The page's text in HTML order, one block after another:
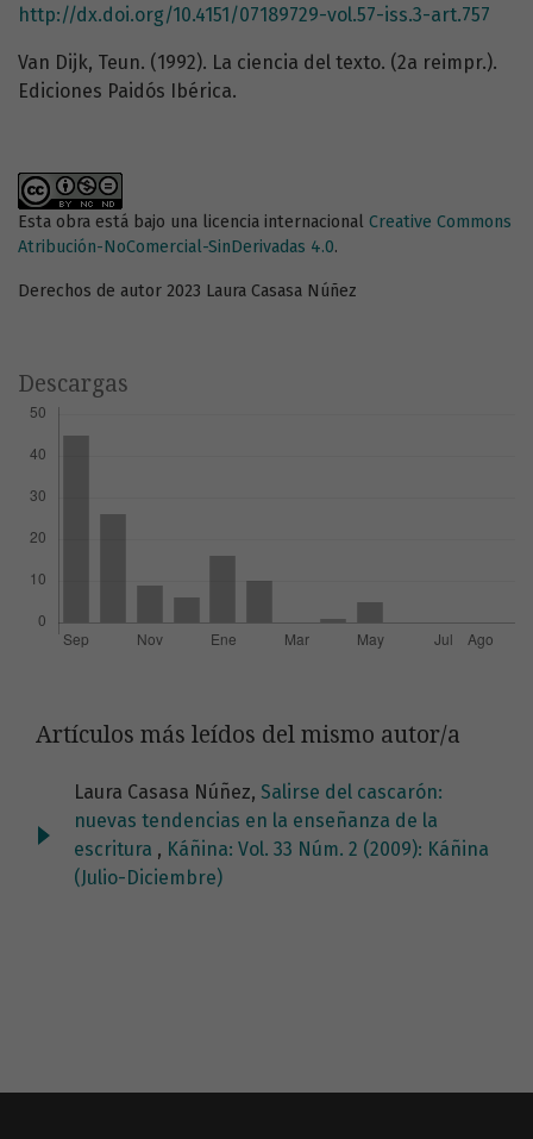
http://dx.doi.org/10.4151/07189729-vol.57-iss.3-art.757
Van Dijk, Teun. (1992). La ciencia del texto. (2a reimpr.).
Ediciones Paidós Ibérica.
Esta obra está bajo una licencia internacional Creative Commons
Atribución-NoComercial-SinDerivadas 4.0.
Derechos de autor 2023 Laura Casasa Núñez
Descargas
Artículos más leídos del mismo autor/a
Laura Casasa Núñez, Salirse del cascarón:
nuevas tendencias en la enseñanza de la
escritura , Káñina: Vol. 33 Núm. 2 (2009): Káñina
(Julio-Diciembre)